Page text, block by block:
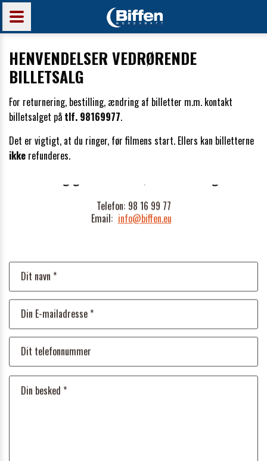
HENVENDELSER VEDRØRENDE
BILLETSALG
For returnering, bestilling, ændring af billetter m.m. kontakt
billetsalget på tlf. 98169977.
Det er vigtigt, at du ringer, før filmens start. Ellers kan billetterne
ikke refunderes.
Telefon: 98 16 99 77
Email: info@biffen.eu